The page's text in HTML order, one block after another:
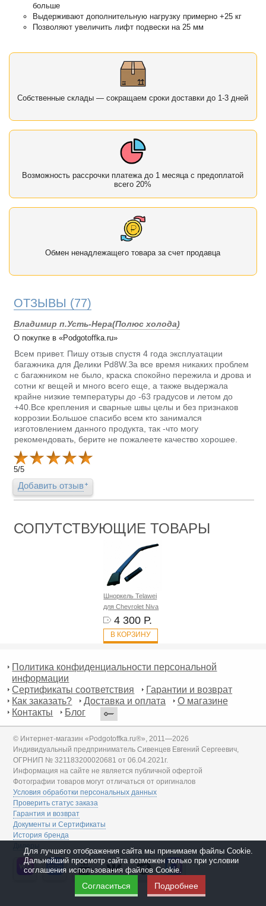
больше
Выдерживают дополнительную нагрузку примерно +25 кг
Позволяют увеличить лифт подвески на 25 мм
Собственные склады — сокращаем сроки доставки до 1-3 дней
Возможность рассрочки платежа до 1 месяца с предоплатой
всего 20%
Обмен ненадлежащего товара за счет продавца
ОТЗЫВЫ (77)
Владимир п.Усть-Нера(Полюс холода)
О покупке в «Podgotoffka.ru»
Всем привет. Пишу отзыв спустя 4 года эксплуатации
багажника для Делики Pd8W.За все время никаких проблем
с багажником не было, краска спокойно пережила и дрова и
сотни кг вещей и много всего еще, а также выдержала
крайне низкие температуры до -63 градусов и летом до
+40.Все крепления и сварные швы целы и без признаков
коррозии.Большое спасибо всем кто занимался
изготовлением данного продукта, так -что могу
рекомендовать, берите не пожалеете качество хорошее.
5/5
Добавить отзыв
СОПУТСТВУЮЩИЕ ТОВАРЫ
Шноркель Telawei
для Chevrolet Niva
4 300 Р.
В КОРЗИНУ
Политика конфиденциальности персональной
информации
Сертификаты соответствия
Гарантии и возврат
Как заказать?
Доставка и оплата
О магазине
Контакты
Блог
© Интернет-магазин «Podgotoffka.ru®», 2011—2026
Индивидуальный предприниматель Сивенцев Евгений Сергеевич,
ОГРНИП № 321183200020681 от 06.04.2021г.
Информация на сайте не является публичной офертой
Фотографии товаров могут отличаться от оригиналов
Условия обработки персональных данных
Проверить статус заказа
Гарантия и возврат
Документы и Сертификаты
История бренда
Дилеры
Для лучшего отображения сайта мы принимаем файлы Cookie.
Дальнейший просмотр сайта возможен только при условии
соглашения использования файлов Cookie.
Согласиться Подробнее